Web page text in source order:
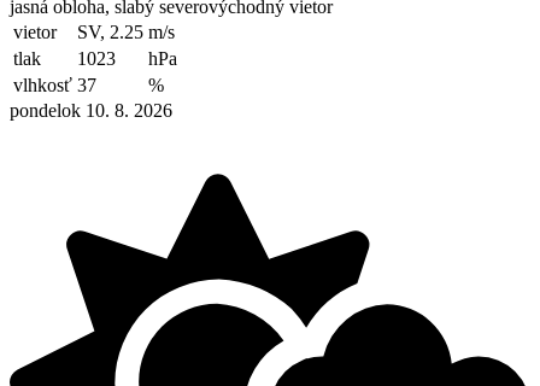
jasná obloha, slabý severovýchodný vietor
vietor
SV, 2.25 m/s
tlak
1023
hPa
vlhkosť 37
%
pondelok 10. 8. 2026